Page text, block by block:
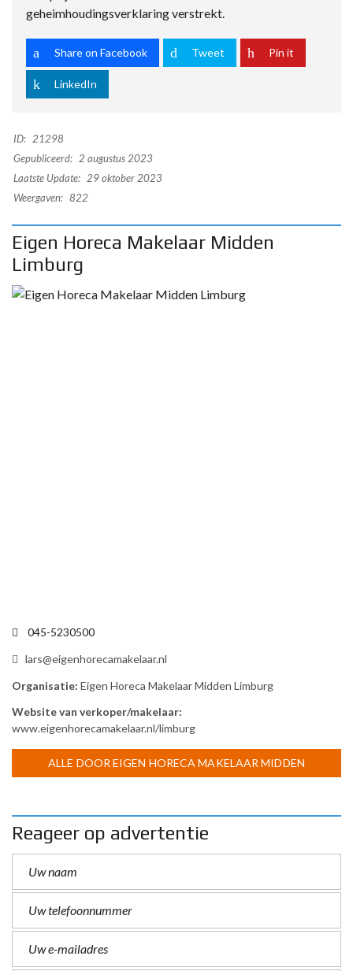
geheimhoudingsverklaring verstrekt.
Share on Facebook Tweet Pin it
LinkedIn
ID: 21298
Gepubliceerd: 2 augustus 2023
Laatste Update: 29 oktober 2023
Weergaven: 822
Eigen Horeca Makelaar Midden
Limburg
045-5230500
lars@eigenhorecamakelaar.nl
Organisatie: Eigen Horeca Makelaar Midden Limburg
Website van verkoper/makelaar:
www.eigenhorecamakelaar.nl/limburg
ALLE DOOR EIGEN HORECA MAKELAAR MIDDEN
Reageer op advertentie